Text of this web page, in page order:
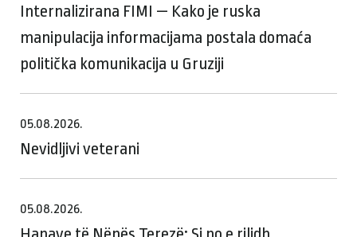
Internalizirana FIMI — Kako je ruska
manipulacija informacijama postala domaća
politička komunikacija u Gruziji
05.08.2026.
Nevidljivi veterani
05.08.2026.